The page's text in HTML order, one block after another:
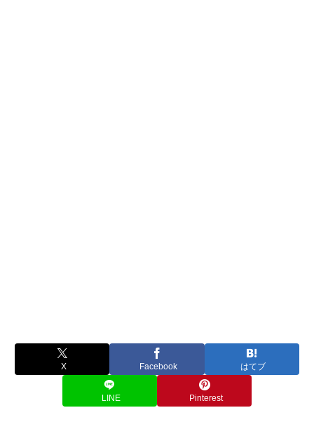
X Facebook はてブ
LINE Pinterest